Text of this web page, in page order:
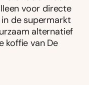
voor directe
de supermarkt
alternatief
koffie van De